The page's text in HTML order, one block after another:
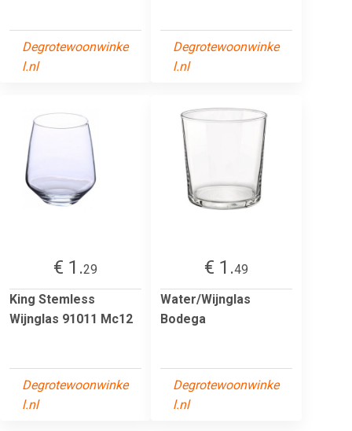
Degrotewoonwinke
l.nl
Degrotewoonwinke
l.nl
€ 1.29
King Stemless
Wijnglas 91011 Mc12
Degrotewoonwinke
l.nl
€ 1.49
Water/Wijnglas
Bodega
Degrotewoonwinke
l.nl